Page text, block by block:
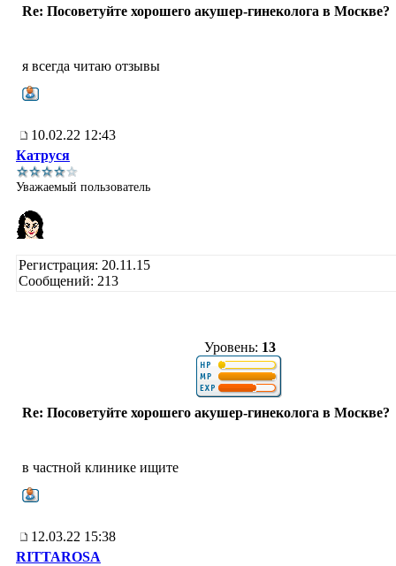
Re: Посоветуйте хорошего акушер-гинеколога в Москве?
я всегда читаю отзывы
10.02.22 12:43
Катруся
Уважаемый пользователь
Регистрация: 20.11.15
Сообщений: 213
Уровень: 13
Re: Посоветуйте хорошего акушер-гинеколога в Москве?
в частной клинике ищите
12.03.22 15:38
RITTAROSA